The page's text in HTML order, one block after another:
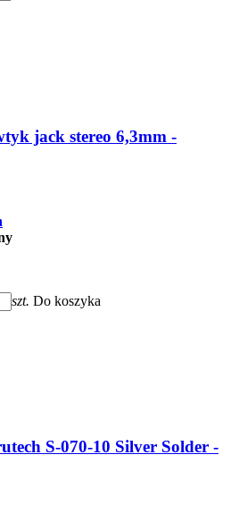
jack stereo 6,3mm -
szt. Do koszyka
S-070-10 Silver Solder -